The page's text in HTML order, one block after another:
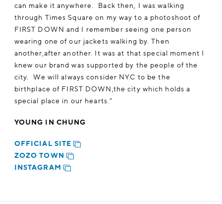
can make it anywhere. Back then, I was walking
through Times Square on my way to a photoshoot of
FIRST DOWN and I remember seeing one person
wearing one of our jackets walking by. Then
another,after another. It was at that special moment I
knew our brand was supported by the people of the
city. We will always consider NYC to be the
birthplace of FIRST DOWN,the city which holds a
special place in our hearts.”
YOUNG IN CHUNG
OFFICIAL SITE
ZOZO TOWN
INSTAGRAM